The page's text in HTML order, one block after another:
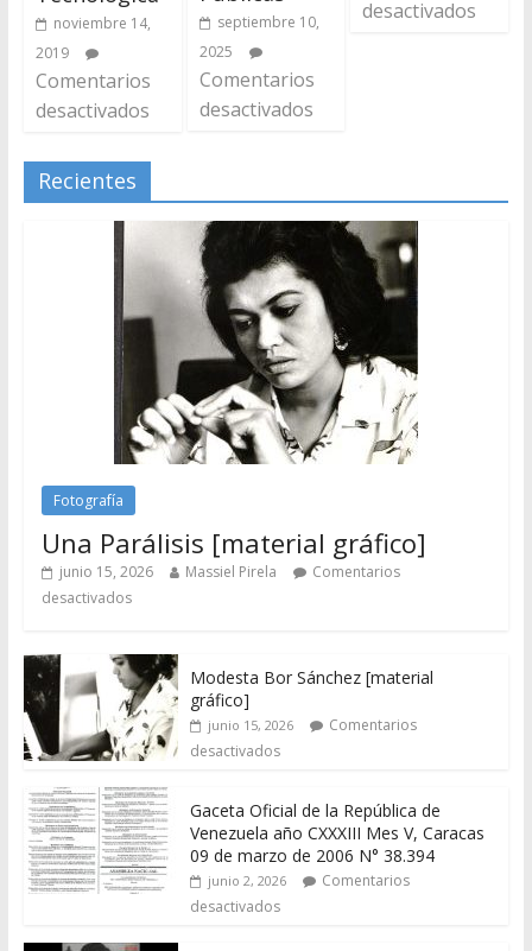
noviembre 14,
2019
Comentarios
desactivados
septiembre 10,
2025
Comentarios
desactivados
desactivados
Recientes
Fotografía
Una Parálisis [material gráfico]
junio 15, 2026 Massiel Pirela
Comentarios
desactivados
Modesta Bor Sánchez [material
gráfico]
junio 15, 2026
Comentarios
desactivados
Gaceta Oficial de la República de
Venezuela año CXXXIII Mes V, Caracas
09 de marzo de 2006 N° 38.394
junio 2, 2026
Comentarios
desactivados